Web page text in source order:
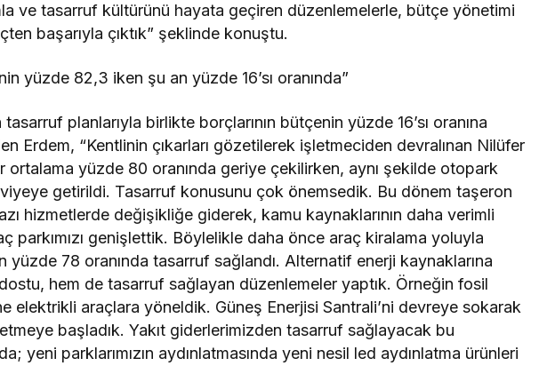
ve tasarruf kültürünü hayata geçiren düzenlemelerle, bütçe yönetimi
başarıyla çıktık” şeklinde konuştu.
yüzde 82,3 iken şu an yüzde 16’sı oranında”
planlarıyla birlikte borçlarının bütçenin yüzde 16’sı oranına
Erdem, “Kentlinin çıkarları gözetilerek işletmeciden devralınan Nilüfer
ortalama yüzde 80 oranında geriye çekilirken, aynı şekilde otopark
getirildi. Tasarruf konusunu çok önemsedik. Bu dönem taşeron
hizmetlerde değişikliğe giderek, kamu kaynaklarının daha verimli
parkımızı genişlettik. Böylelikle daha önce araç kiralama yoluyla
yüzde 78 oranında tasarruf sağlandı. Alternatif enerji kaynaklarına
hem de tasarruf sağlayan düzenlemeler yaptık. Örneğin fosil
elektrikli araçlara yöneldik. Güneş Enerjisi Santrali’ni devreye sokarak
başladık. Yakıt giderlerimizden tasarruf sağlayacak bu
yeni parklarımızın aydınlatmasında yeni nesil led aydınlatma ürünleri